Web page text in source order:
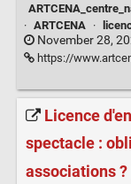
· ARTCENA ·
November 28,
https://www.artcena.fr/guide/droit-et-
Licence
spectacle :
associations